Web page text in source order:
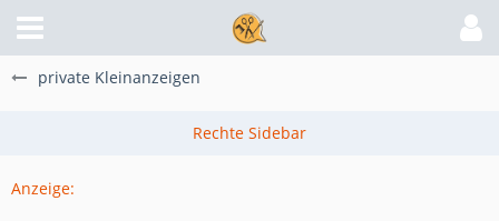
private Kleinanzeigen
Anzeige: